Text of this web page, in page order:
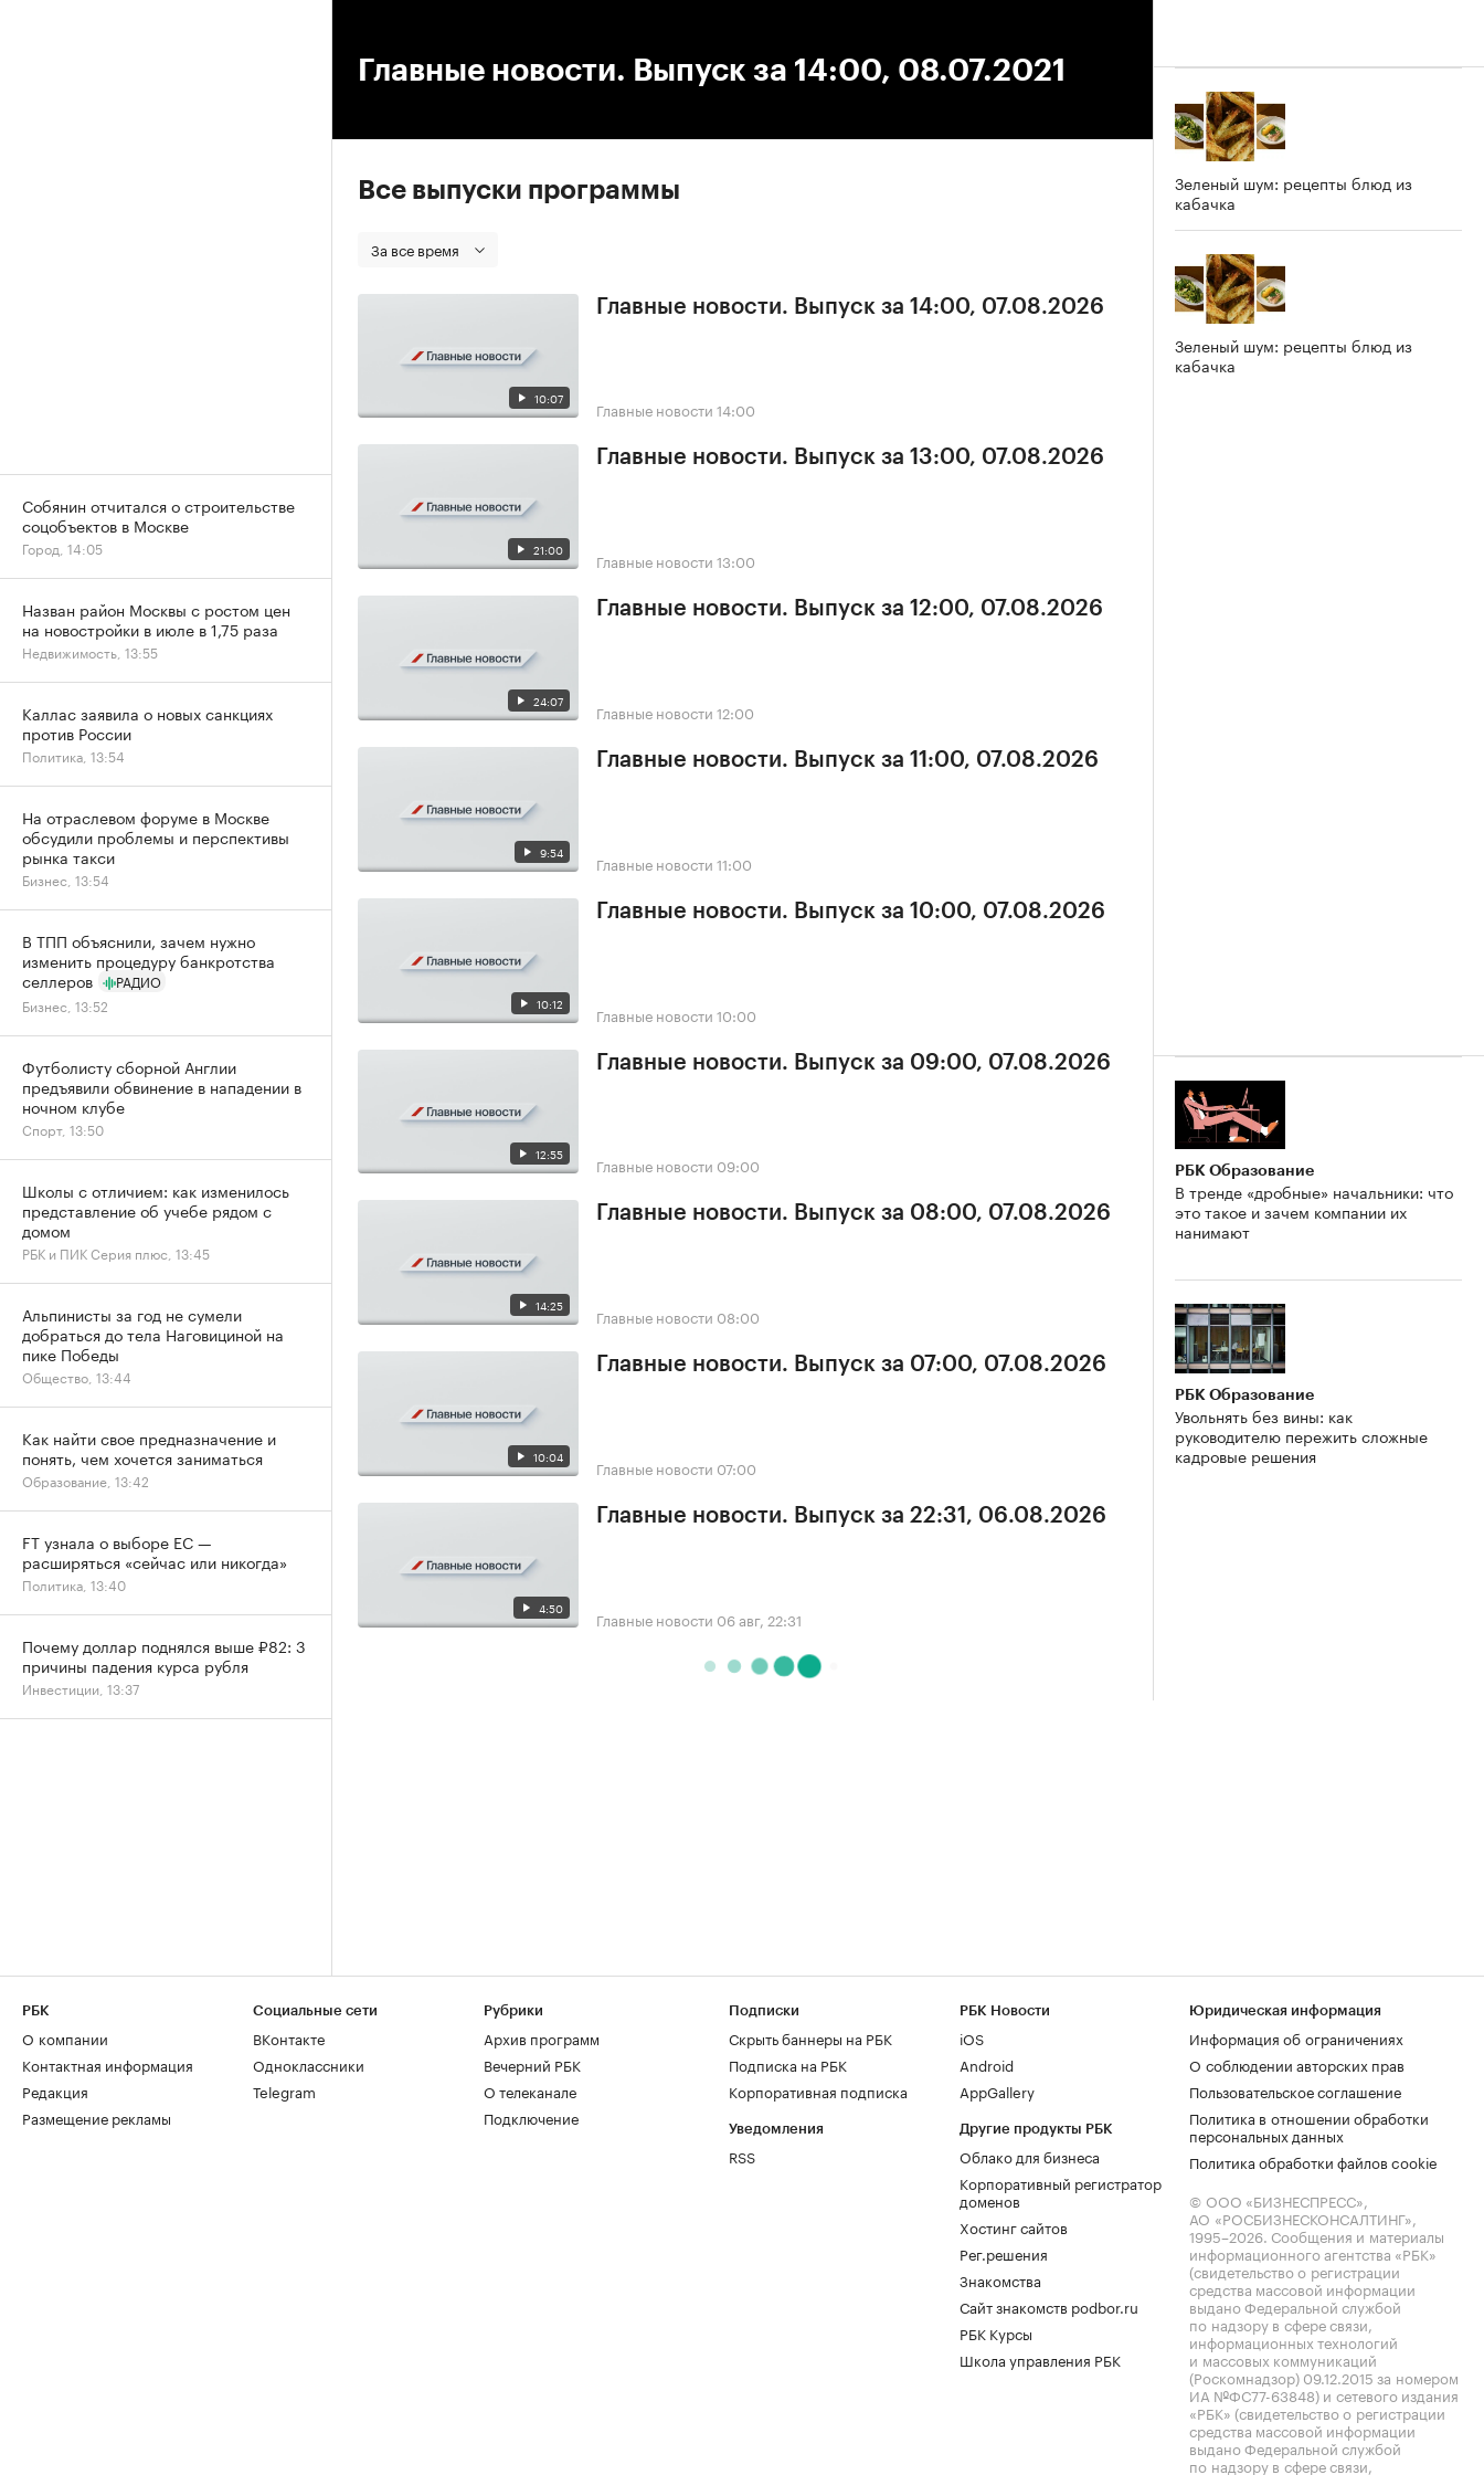
Главные новости. Выпуск за 14:00, 08.07.2021
Все выпуски программы
За все время
10:07
Главные новости. Выпуск за 14:00, 07.08.2026
Главные новости 14:00
21:00
Главные новости. Выпуск за 13:00, 07.08.2026
Главные новости 13:00
24:07
Главные новости. Выпуск за 12:00, 07.08.2026
Главные новости 12:00
9:54
Главные новости. Выпуск за 11:00, 07.08.2026
Главные новости 11:00
10:12
Главные новости. Выпуск за 10:00, 07.08.2026
Главные новости 10:00
12:55
Главные новости. Выпуск за 09:00, 07.08.2026
Главные новости 09:00
14:25
Главные новости. Выпуск за 08:00, 07.08.2026
Главные новости 08:00
10:04
Главные новости. Выпуск за 07:00, 07.08.2026
Главные новости 07:00
4:50
Главные новости. Выпуск за 22:31, 06.08.2026
Главные новости 06 авг, 22:31
Зеленый шум: рецепты блюд из
кабачка
Зеленый шум: рецепты блюд из
кабачка
РБК Образование
В тренде «дробные» начальники: что
это такое и зачем компании их
нанимают
РБК Образование
Увольнять без вины: как
руководителю пережить сложные
кадровые решения
Собянин отчитался о строительстве
соцобъектов в Москве
Город, 14:05
Назван район Москвы с ростом цен
на новостройки в июле в 1,75 раза
Недвижимость, 13:55
Каллас заявила о новых санкциях
против России
Политика, 13:54
На отраслевом форуме в Москве
обсудили проблемы и перспективы
рынка такси
Бизнес, 13:54
В ТПП объяснили, зачем нужно
изменить процедуру банкротства
селлеров
РАДИО
Бизнес, 13:52
Футболисту сборной Англии
предъявили обвинение в нападении в
ночном клубе
Спорт, 13:50
Школы с отличием: как изменилось
представление об учебе рядом с
домом
РБК и ПИК Серия плюс, 13:45
Альпинисты за год не сумели
добраться до тела Наговициной на
пике Победы
Общество, 13:44
Как найти свое предназначение и
понять, чем хочется заниматься
Образование, 13:42
FT узнала о выборе ЕС —
расширяться «сейчас или никогда»
Политика, 13:40
Почему доллар поднялся выше ₽82: 3
причины падения курса рубля
Инвестиции, 13:37
РБК
О компании
Контактная информация
Редакция
Размещение рекламы
Социальные сети
ВКонтакте
Одноклассники
Telegram
Рубрики
Архив программ
Вечерний РБК
О телеканале
Подключение
Подписки
Скрыть баннеры на РБК
Подписка на РБК
Корпоративная подписка
Уведомления
RSS
РБК Новости
iOS
Android
AppGallery
Другие продукты РБК
Облако для бизнеса
Корпоративный регистратор
доменов
Хостинг сайтов
Рег.решения
Знакомства
Сайт знакомств podbor.ru
РБК Курсы
Школа управления РБК
Юридическая информация
Информация об ограничениях
О соблюдении авторских прав
Пользовательское соглашение
Политика в отношении обработки
персональных данных
Политика обработки файлов cookie
© ООО «БИЗНЕСПРЕСС»,
АО «РОСБИЗНЕСКОНСАЛТИНГ»,
1995–2026. Сообщения и материалы
информационного агентства «РБК»
(свидетельство о регистрации
средства массовой информации
выдано Федеральной службой
по надзору в сфере связи,
информационных технологий
и массовых коммуникаций
(Роскомнадзор) 09.12.2015 за номером
ИА №ФС77-63848) и сетевого издания
«РБК» (свидетельство о регистрации
средства массовой информации
выдано Федеральной службой
по надзору в сфере связи,